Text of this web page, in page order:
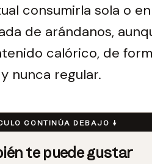
consumirla sola o
de arándanos,
calórico, de
nunca regular.